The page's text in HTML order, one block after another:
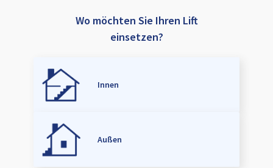
Wo möchten Sie Ihren Lift
einsetzen?
Innen
Außen